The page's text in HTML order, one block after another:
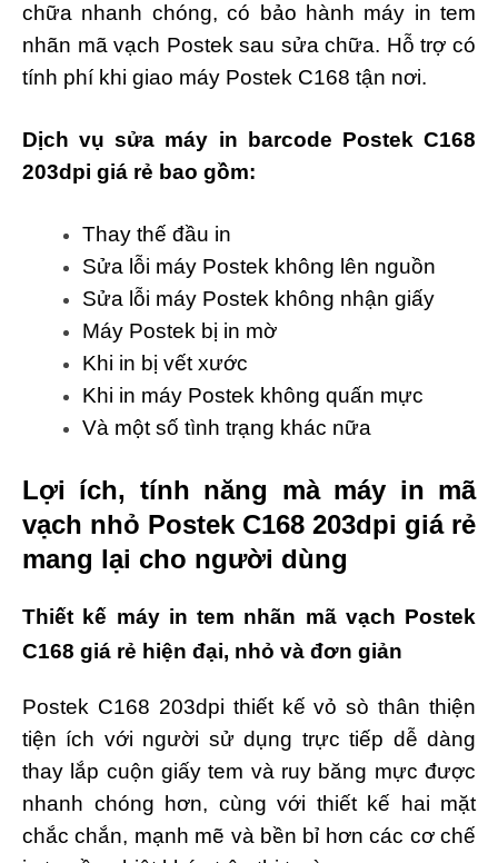
chữa nhanh chóng, có bảo hành máy in tem
nhãn mã vạch Postek sau sửa chữa. Hỗ trợ có
tính phí khi giao máy Postek C168 tận nơi.
Dịch vụ sửa máy in barcode Postek C168
203dpi giá rẻ bao gồm:
Thay thế đầu in
Sửa lỗi máy Postek không lên nguồn
Sửa lỗi máy Postek không nhận giấy
Máy Postek bị in mờ
Khi in bị vết xước
Khi in máy Postek không quấn mực
Và một số tình trạng khác nữa
Lợi ích, tính năng mà máy in mã
vạch nhỏ Postek C168 203dpi giá rẻ
mang lại cho người dùng
Thiết kế máy in tem nhãn mã vạch Postek
C168 giá rẻ hiện đại, nhỏ và đơn giản
Postek C168 203dpi thiết kế vỏ sò thân thiện
tiện ích với người sử dụng trực tiếp dễ dàng
thay lắp cuộn giấy tem và ruy băng mực được
nhanh chóng hơn, cùng với thiết kế hai mặt
chắc chắn, mạnh mẽ và bền bỉ hơn các cơ chế